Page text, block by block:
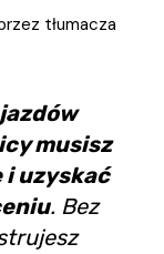
tłumacza
musisz
i uzyskać
. Bez